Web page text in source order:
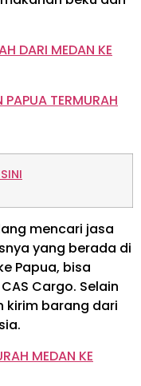
DARI MEDAN KE
TERMURAH
mencari jasa
yang berada di
Papua, bisa
Cargo. Selain
kirim barang dari
MEDAN KE